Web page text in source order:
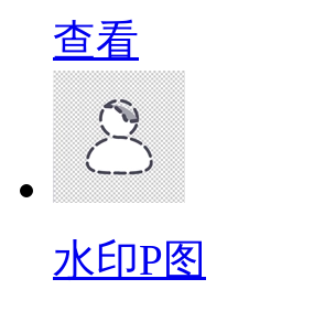
查看
水印P图